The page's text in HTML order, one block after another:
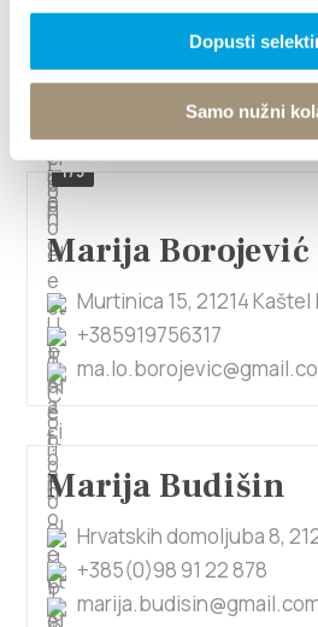
Dopusti
Samo nužni
F. Tuđmana 782, 21214
+38521228256
1/5
Marija Borojević
Murtinica 15, 21214 Kaštel
+385919756317
Marija Budišin
Hrvatskih domoljuba 8,
+385(0)98 91 22 878